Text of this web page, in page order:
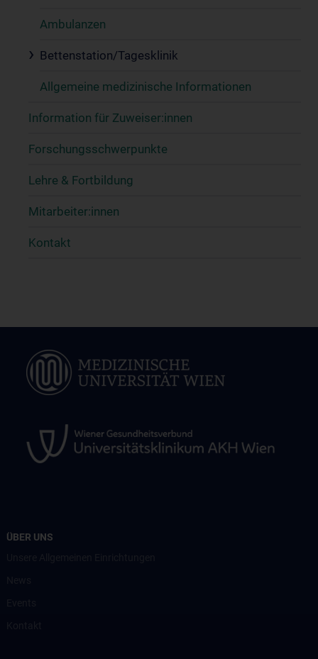
Ambulanzen
Bettenstation/Tagesklinik
Allgemeine medizinische Informationen
Information für Zuweiser:innen
Forschungsschwerpunkte
Lehre & Fortbildung
Mitarbeiter:innen
Kontakt
ÜBER UNS